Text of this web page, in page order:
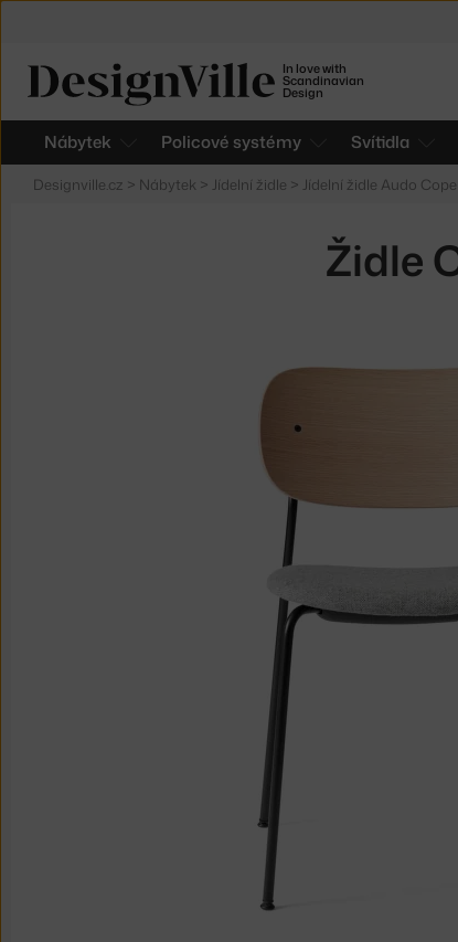
In love with
Scandinavian
Design
Nábytek Policové systémy Svítidla
Designville.cz > Nábytek > Jídelní židle > Jídelní židle Audo
Židle